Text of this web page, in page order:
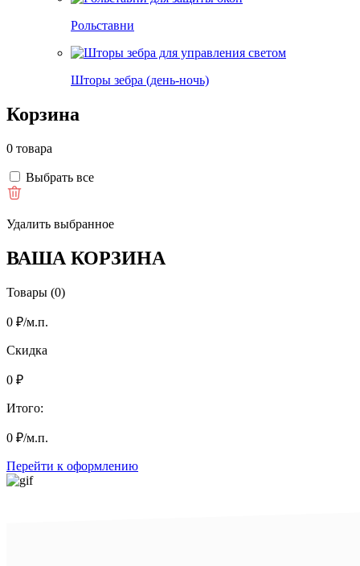
Рольставни
Шторы зебра (день-ночь)
Корзина
0 товара
Выбрать все
Удалить выбранное
ВАША КОРЗИНА
Товары (0)
0 ₽/м.п.
Скидка
0 ₽
Итого:
0 ₽/м.п.
Перейти к оформлению